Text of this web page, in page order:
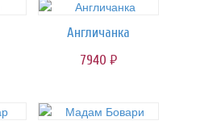
Англичанка
7940 руб.